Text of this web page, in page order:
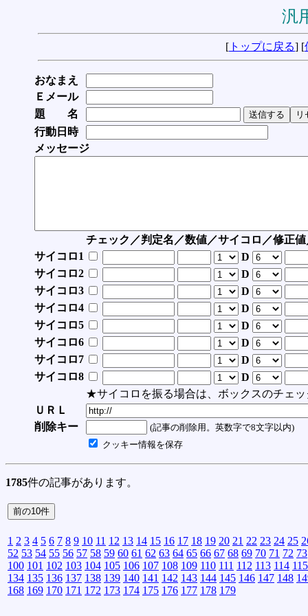
汎
[ トップに戻る] [
おなまえ
Ｅメール
題 名
行動日時
メッセージ
チェック／判定名／数値／サイコロ／修正
サイコロ1
D
サイコロ2
D
サイコロ3
D
サイコロ4
D
サイコロ5
D
サイコロ6
D
サイコロ7
D
サイコロ8
D
★サイコロを振る場合は、ボックスのチェッ
ＵＲＬ
削除キー
(記事の削除用。英数字で8文字以内)
クッキー情報を保存
1785件の記事があります。
1 2 3 4 5 6 7 8 9 10 11 12 13 14 15 16 17 18 19 20 21 22 23 24 25
52 53 54 55 56 57 58 59 60 61 62 63 64 65 66 67 68 69 70 71 72 73
100 101 102 103 104 105 106 107 108 109 110 111 112 113 114 115
134 135 136 137 138 139 140 141 142 143 144 145 146 147 148
168 169 170 171 172 173 174 175 176 177 178 179